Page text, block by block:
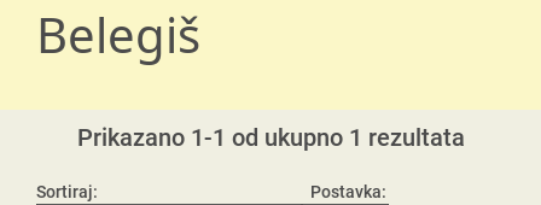
Belegiš
Prikazano 1-1 od ukupno 1 rezultata
Postavka:
Sortiraj: